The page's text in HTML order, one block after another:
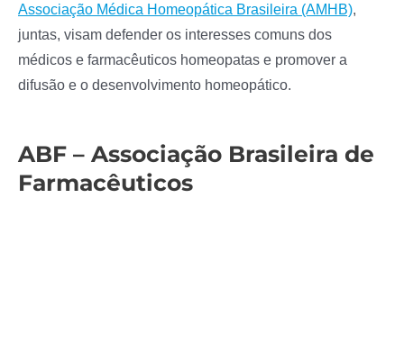
Associação Médica Homeopática Brasileira (AMHB),
juntas, visam defender os interesses comuns dos
médicos e farmacêuticos homeopatas e promover a
difusão e o desenvolvimento homeopático.
ABF – Associação Brasileira de
Farmacêuticos